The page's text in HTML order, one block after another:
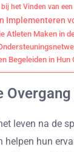
het Vinden van
Implementeren
Atleten Maken in
Begeleiden in Hun
leven na de
hun